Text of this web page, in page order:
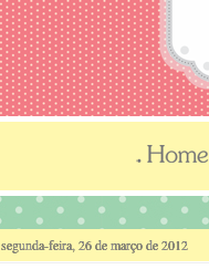
segunda-feira, 26 de março de 2012